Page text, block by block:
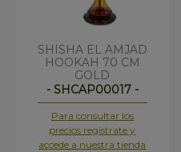
SHISHA EL AMJAD
HOOKAH 70 CM
GOLD
- SHCAP00017 -
Para consultar los
precios regístrate y
accede a nuestra tienda